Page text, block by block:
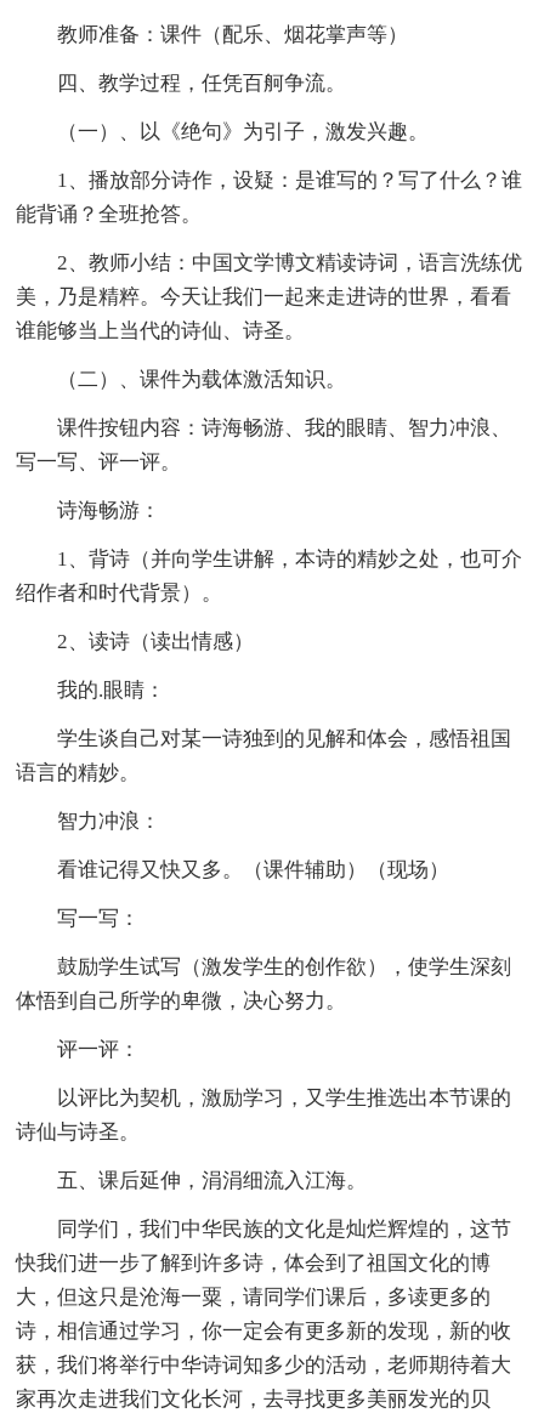
教师准备：课件（配乐、烟花掌声等）
四、教学过程，任凭百舸争流。
（一）、以《绝句》为引子，激发兴趣。
1、播放部分诗作，设疑：是谁写的？写了什么？谁
能背诵？全班抢答。
2、教师小结：中国文学博文精读诗词，语言洗练优
美，乃是精粹。今天让我们一起来走进诗的世界，看看
谁能够当上当代的诗仙、诗圣。
（二）、课件为载体激活知识。
课件按钮内容：诗海畅游、我的眼睛、智力冲浪、
写一写、评一评。
诗海畅游：
1、背诗（并向学生讲解，本诗的精妙之处，也可介
绍作者和时代背景）。
2、读诗（读出情感）
我的.眼睛：
学生谈自己对某一诗独到的见解和体会，感悟祖国
语言的精妙。
智力冲浪：
看谁记得又快又多。（课件辅助）（现场）
写一写：
鼓励学生试写（激发学生的创作欲），使学生深刻
体悟到自己所学的卑微，决心努力。
评一评：
以评比为契机，激励学习，又学生推选出本节课的
诗仙与诗圣。
五、课后延伸，涓涓细流入江海。
同学们，我们中华民族的文化是灿烂辉煌的，这节
快我们进一步了解到许多诗，体会到了祖国文化的博
大，但这只是沧海一粟，请同学们课后，多读更多的
诗，相信通过学习，你一定会有更多新的发现，新的收
获，我们将举行中华诗词知多少的活动，老师期待着大
家再次走进我们文化长河，去寻找更多美丽发光的贝